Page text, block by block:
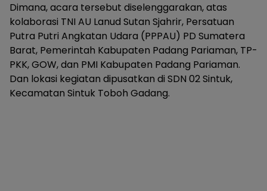
Dimana, acara tersebut diselenggarakan, atas
kolaborasi TNI AU Lanud Sutan Sjahrir, Persatuan
Putra Putri Angkatan Udara (PPPAU) PD Sumatera
Barat, Pemerintah Kabupaten Padang Pariaman, TP-
PKK, GOW, dan PMI Kabupaten Padang Pariaman.
Dan lokasi kegiatan dipusatkan di SDN 02 Sintuk,
Kecamatan Sintuk Toboh Gadang.